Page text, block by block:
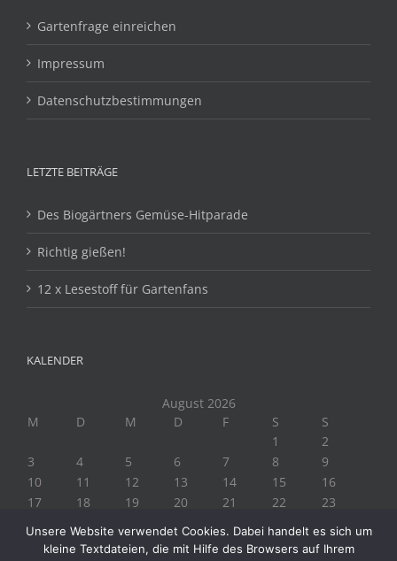
Gartenfrage einreichen
Impressum
Datenschutzbestimmungen
LETZTE BEITRÄGE
Des Biogärtners Gemüse-Hitparade
Richtig gießen!
12 x Lesestoff für Gartenfans
KALENDER
August 2026
M
D M D F S
S
1
2
3
4 5 6 7 8
9
10
11 12 13 14 15
16
17
18 19 20 21 22
23
Unsere Website verwendet Cookies. Dabei handelt es sich um
kleine Textdateien, die mit Hilfe des Browsers auf Ihrem